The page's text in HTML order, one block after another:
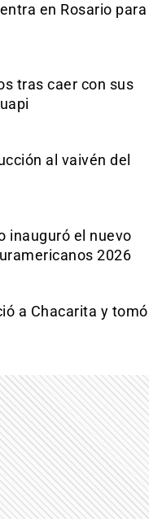
en Rosario para
tras caer con sus
al vaivén del
inauguró el nuevo
2026
a Chacarita y tomó